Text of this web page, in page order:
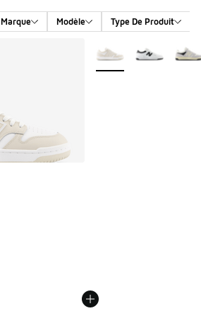
Marque Modèle Type De Produit
Plus de couleurs